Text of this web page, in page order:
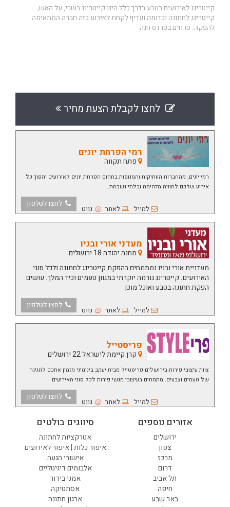
קייטרינג לאירועים בטבע בדרך כלל הינו קייטרינג בשרי, על האש,
קייטרינג לחתונה וכדומה ועדיף לקחת לאירוע כזה חברה המתאימה
להפקה. פרחים בפרדס חנה
לחצו לקבלת הצעת מחיר
רמי הפרחת יונים
פתח תקווה
רמי יונים, מהחברות הוותיקות והמנוסות בתחום הפרחת יונים לאירועים יהפוך כל
אירוע שלכם לחוויה מדהימה ובלתי נשכחת.
למייל לאתר נווט לחצו לטלפון
מעדני אורי ובניו
מחנה יהודה 18 ירושלים
מעדניית אורי ובניו נמתמחים בהפקת קייטרינג לחתונה ולכל סוגי
האירועים. קייטרינג גורמה יוקרתי במגוון טעמים וכיד המלך. עושים
הפקת חתונה בטבע ואוכל מוכן
למייל לאתר נווט לחצו לטלפון
פריסטייל
קרן קיימת לישראל 22 ירושלים
צוות עיצובי פירות בירושלים פריסטייל מבית יעקב בינימיני מזמין אתכם לחגיגה
של טעמים וצבעים. מתמחים בעיצובי מגשי פירות לכל סוגי האירועים
למייל לאתר נווט לחצו לטלפון
סיווגים בולטים
אטרקציות לחתונה
איפור כלות | איפור לאירועים
אישורי הגעה
אלבומים דיגיטליים
אמני בידור
אסתטיקה
ארגון חתונה
אזורים נוספים
ירושלים
צפון
מרכז
דרום
תל אביב
חיפה
באר שבע